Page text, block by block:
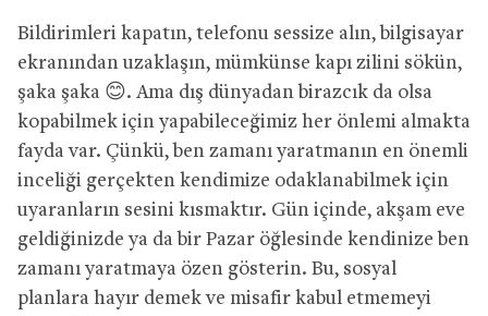
Bildirimleri kapatın, telefonu sessize alın, bilgisayar
ekranından uzaklaşın, mümkünse kapı zilini sökün,
şaka şaka 😊. Ama dış dünyadan birazcık da olsa
kopabilmek için yapabileceğimiz her önlemi almakta
fayda var. Çünkü, ben zamanı yaratmanın en önemli
inceliği gerçekten kendimize odaklanabilmek için
uyaranların sesini kısmaktır. Gün içinde, akşam eve
geldiğinizde ya da bir Pazar öğlesinde kendinize ben
zamanı yaratmaya özen gösterin. Bu, sosyal
planlara hayır demek ve misafir kabul etmemeyi